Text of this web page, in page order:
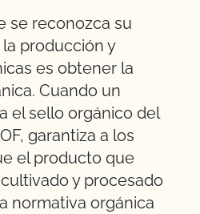
se reconozca su
producción y
es obtener la
Cuando un
el sello orgánico del
garantiza a los
el producto que
y procesado
normativa orgánica